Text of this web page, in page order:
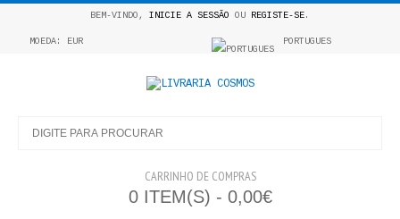
BEM-VINDO, INICIE A SESSÃO OU REGISTE-SE.
MOEDA: EUR PORTUGUES
CARRINHO DE COMPRAS
0 ITEM(S) - 0,00€